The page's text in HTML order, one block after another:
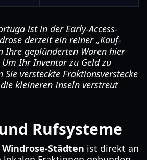
ist in der Early-Access-
derzeit ein reiner „Kauf-
Ihre geplünderten Waren hier
Ihr Inventar zu Geld zu
Sie versteckte Fraktionsverstecke
kleineren Inseln verstreut
Rufsysteme
Windrose-Städten ist direkt an